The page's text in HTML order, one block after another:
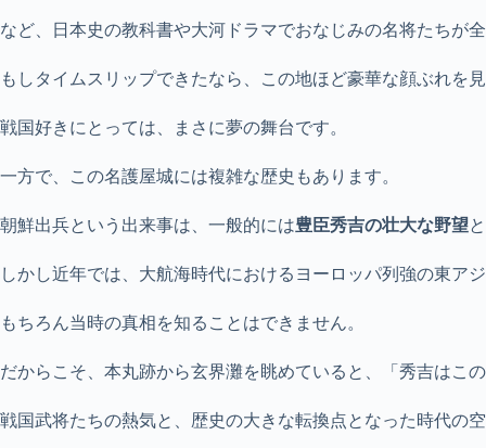
など、日本史の教科書や大河ドラマでおなじみの名将たちが
もしタイムスリップできたなら、この地ほど豪華な顔ぶれを
戦国好きにとっては、まさに夢の舞台です。
一方で、この名護屋城には複雑な歴史もあります。
朝鮮出兵という出来事は、一般的には豊臣秀吉の壮大な野望
しかし近年では、大航海時代におけるヨーロッパ列強の東ア
もちろん当時の真相を知ることはできません。
だからこそ、本丸跡から玄界灘を眺めていると、「秀吉はこ
戦国武将たちの熱気と、歴史の大きな転換点となった時代の空